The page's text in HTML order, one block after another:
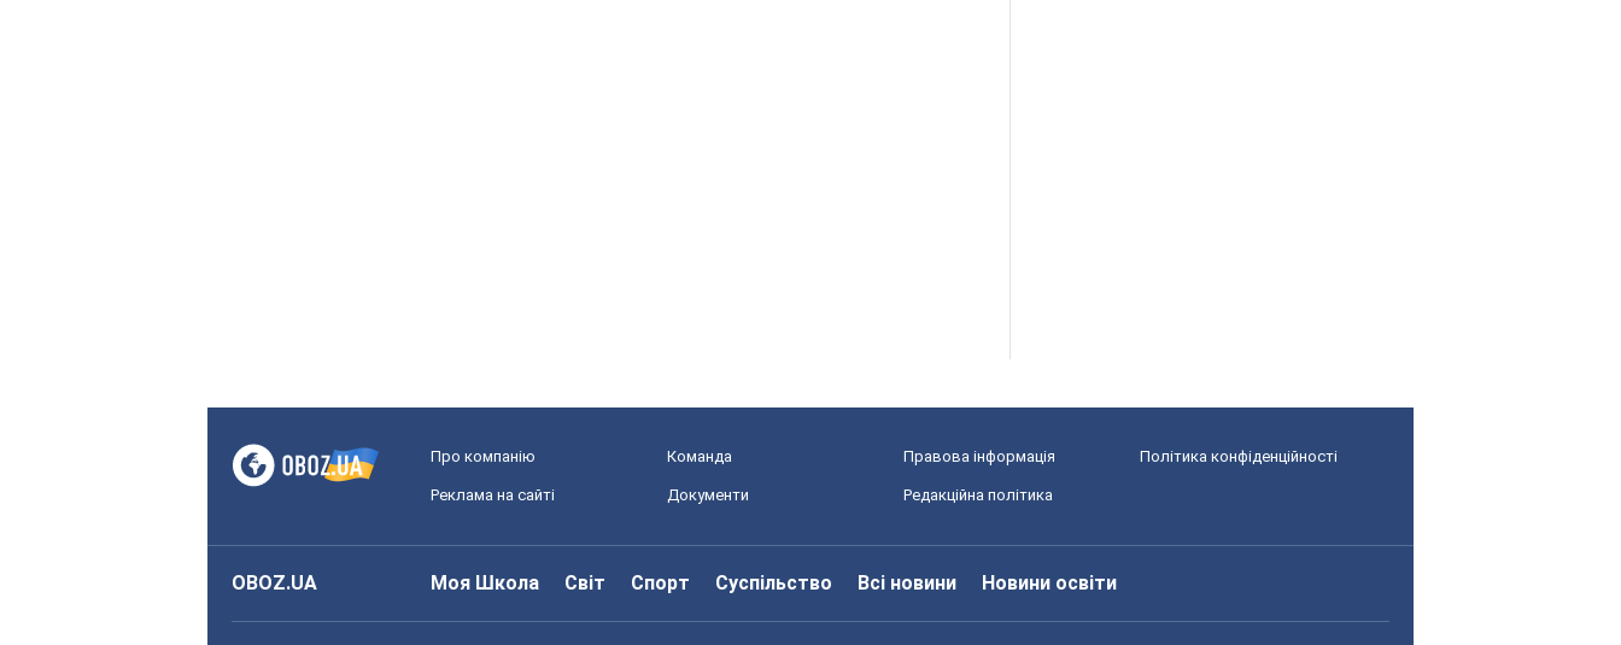
Про компанію Команда Правова інформація Політика конфіденційності
Реклама на сайті Документи Редакційна політика
OBOZ.UA Моя Школа Світ Спорт Суспільство Всі новини Новини освіти